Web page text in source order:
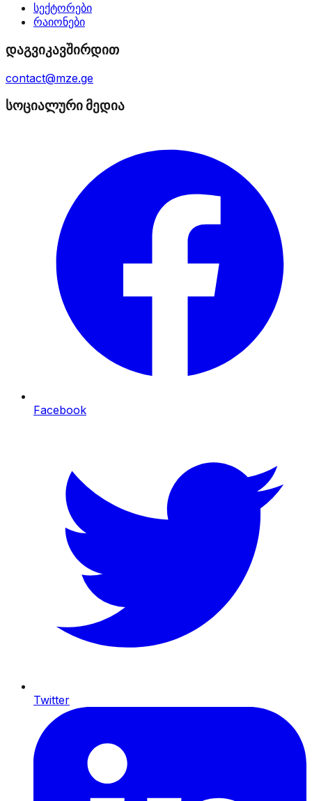
სექტორები
რაიონები
დაგვიკავშირდით
contact@mze.ge
სოციალური მედია
Facebook
Twitter